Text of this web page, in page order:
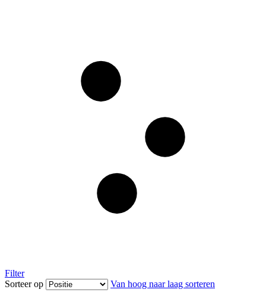
Filter
Sorteer op
Van hoog naar laag sorteren